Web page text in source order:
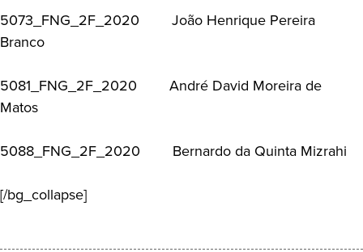
5073_FNG_2F_2020 João Henrique Pereira
Branco
5081_FNG_2F_2020 André David Moreira de
Matos
5088_FNG_2F_2020 Bernardo da Quinta Mizrahi
[/bg_collapse]